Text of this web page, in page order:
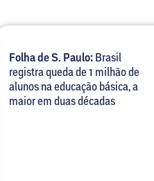
Folha de S. Paulo:Brasil
registra queda de 1 milhão de
alunos na educação básica, a
maior em duas décadas